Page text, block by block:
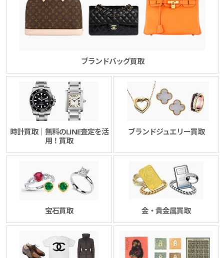
ブランドバッグ買取
時計買取｜無料のLINE査定を活
用！買取
ブランドジュエリー買取
宝石買取 金・貴金属買取